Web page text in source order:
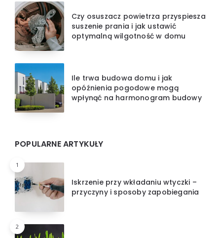
Czy osuszacz powietrza przyspiesza
suszenie prania i jak ustawić
optymalną wilgotność w domu
Ile trwa budowa domu i jak
opóźnienia pogodowe mogą
wpłynąć na harmonogram budowy
POPULARNE ARTYKUŁY
1
Iskrzenie przy wkładaniu wtyczki –
przyczyny i sposoby zapobiegania
2